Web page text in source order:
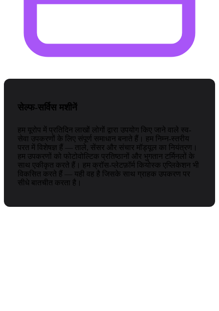
सेल्फ-सर्विस मशीनें
हम यूरोप में प्रतिदिन लाखों लोगों द्वारा उपयोग किए जाने वाले स्व-
सेवा उपकरणों के लिए संपूर्ण समाधान बनाते हैं। हम निम्न-स्तरीय
परत में विशेषज्ञ हैं — ताले, सेंसर और संचार मॉड्यूल का नियंत्रण।
हम उपकरणों को फोटोवोल्टिक प्रतिष्ठानों और भुगतान टर्मिनलों के
साथ एकीकृत करते हैं। हम क्रॉस-प्लेटफ़ॉर्म कियोस्क एप्लिकेशन भी
विकसित करते हैं — यही वह है जिसके साथ ग्राहक उपकरण पर
सीधे बातचीत करता है।